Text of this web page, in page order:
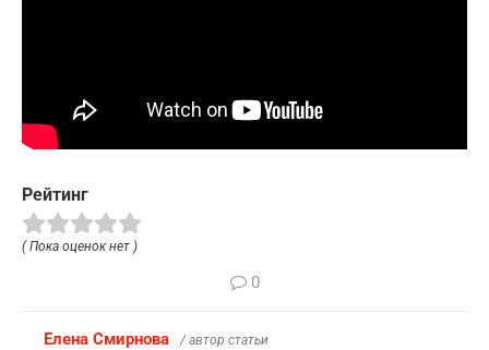
Рейтинг
( Пока оценок нет )
0
Елена Смирнова / автор статьи